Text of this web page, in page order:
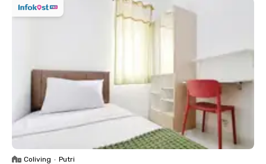
Coliving • Putri